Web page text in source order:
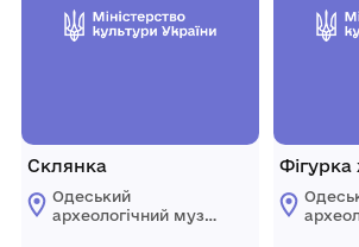
Склянка
Одеський
археологічний музей